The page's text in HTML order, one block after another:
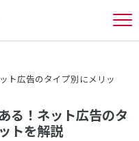
ト広告のタイプ別にメリッ
る！ネット広告のタ
トを解説